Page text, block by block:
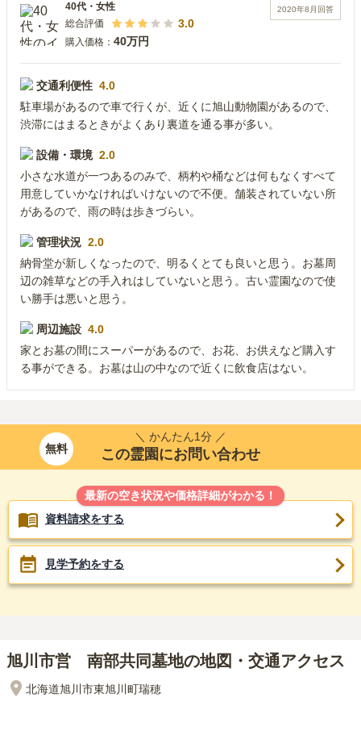
2020年8月 回答
40代 ・ 女性
総合評価
3.0
購入価格： 40万円
交通利便性 4.0
駐車場があるので車で行くが、近くに旭山動物園があるので、
渋滞にはまるときがよくあり裏道を通る事が多い。
設備・環境 2.0
小さな水道が一つあるのみで、柄杓や桶などは何もなくすべて
用意していかなければいけないので不便。舗装されていない所
があるので、雨の時は歩きづらい。
管理状況 2.0
納骨堂が新しくなったので、明るくとても良いと思う。お墓周
辺の雑草などの手入れはしていないと思う。古い霊園なので使
い勝手は悪いと思う。
周辺施設 4.0
家とお墓の間にスーパーがあるので、お花、お供えなど購入す
る事ができる。お墓は山の中なので近くに飲食店はない。
無料
＼ かんたん1分 ／
この霊園にお問い合わせ
最新の空き状況や価格詳細がわかる！
資料請求をする
見学予約をする
旭川市営 南部共同墓地の地図・交通アクセス
北海道旭川市東旭川町瑞穂